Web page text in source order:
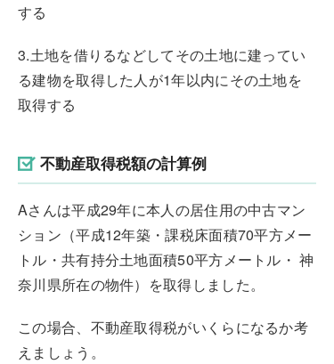
する
3.土地を借りるなどしてその土地に建ってい
る建物を取得した人が1年以内にその土地を
取得する
不動産取得税額の計算例
Aさんは平成29年に本人の居住用の中古マン
ション（平成12年築・課税床面積70平方メー
トル・共有持分土地面積50平方メートル・ 神
奈川県所在の物件）を取得しました。
この場合、不動産取得税がいくらになるか考
えましょう。